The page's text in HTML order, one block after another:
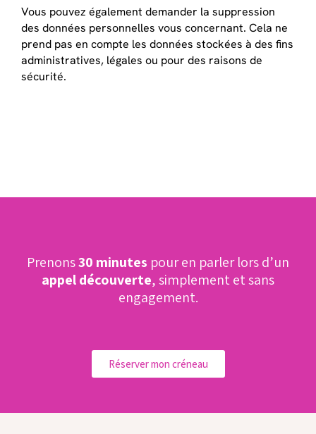
Vous pouvez également demander la suppression
des données personnelles vous concernant. Cela ne
prend pas en compte les données stockées à des fins
administratives, légales ou pour des raisons de
sécurité.
Prenons30 minutes pour en parler lors d’un
appel découverte, simplement et sans
engagement.
Réserver mon créneau